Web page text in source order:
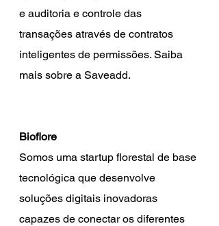
e auditoria e controle das
transações através de contratos
inteligentes de permissões. Saiba
mais sobre a Saveadd.
Bioflore
Somos uma startup florestal de base
tecnológica que desenvolve
soluções digitais inovadoras
capazes de conectar os diferentes